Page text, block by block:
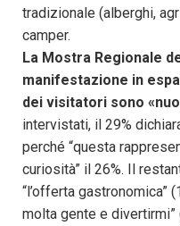
tradizionale (alberghi,
camper.
La Mostra Regionale
manifestazione in
dei visitatori sono
intervistati, il 29%
perché “questa
curiosità” il 26%. Il
“l’offerta gastronomica”
molta gente e divertirmi”